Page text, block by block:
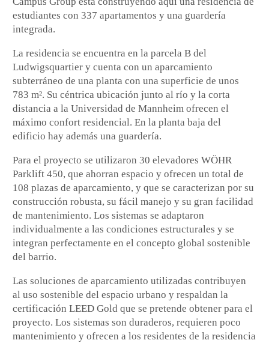
estudiantes con 337 apartamentos y una guardería
integrada.
La residencia se encuentra en la parcela B del
Ludwigsquartier y cuenta con un aparcamiento
subterráneo de una planta con una superficie de unos
783 m². Su céntrica ubicación junto al río y la corta
distancia a la Universidad de Mannheim ofrecen el
máximo confort residencial. En la planta baja del
edificio hay además una guardería.
Para el proyecto se utilizaron 30 elevadores WÖHR
Parklift 450, que ahorran espacio y ofrecen un total de
108 plazas de aparcamiento, y que se caracterizan por su
construcción robusta, su fácil manejo y su gran facilidad
de mantenimiento. Los sistemas se adaptaron
individualmente a las condiciones estructurales y se
integran perfectamente en el concepto global sostenible
del barrio.
Las soluciones de aparcamiento utilizadas contribuyen
al uso sostenible del espacio urbano y respaldan la
certificación LEED Gold que se pretende obtener para el
proyecto. Los sistemas son duraderos, requieren poco
mantenimiento y ofrecen a los residentes de la residencia